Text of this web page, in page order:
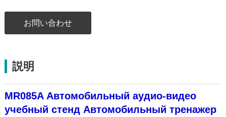
お問い合わせ
説明
MR085A Автомобильный аудио-видео
учебный стенд Автомобильный тренажер